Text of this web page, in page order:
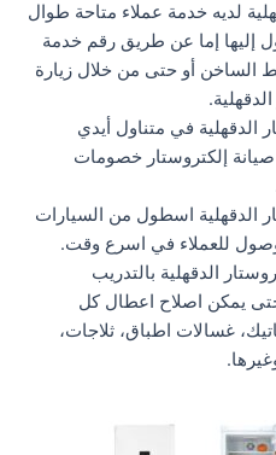
لديه خدمة عملاء متاحة طوال
إليها إما عن طريق رقم خدمة
الساخن أو حتى من خلال زيارة
الدقهلية في متناول أيدي
إلكتروستار خصومات
الدقهلية اسطول من السيارات
للعملاء في اسرع وقت.
الدقهلية بالتدريب
يمكن اصلاح اعطال كل
غسالات اطباق، ثلاجات،